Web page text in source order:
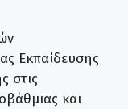
Εκπαίδευσης
στις
και